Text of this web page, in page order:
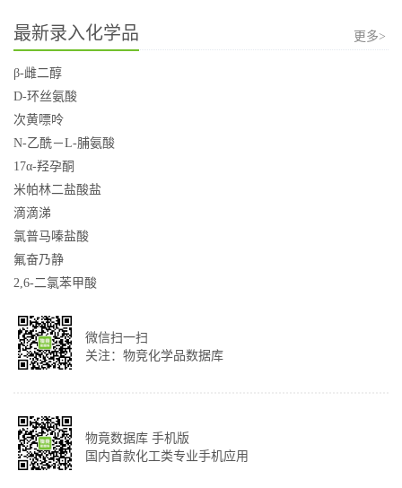
最新录入化学品 更多>
β-雌二醇
D-环丝氨酸
次黄嘌呤
N-乙酰－L-脯氨酸
17α-羟孕酮
米帕林二盐酸盐
滴滴涕
氯普马嗪盐酸
氟奋乃静
2,6-二氯苯甲酸
微信扫一扫
关注：物竞化学品数据库
物竟数据库 手机版
国内首款化工类专业手机应用